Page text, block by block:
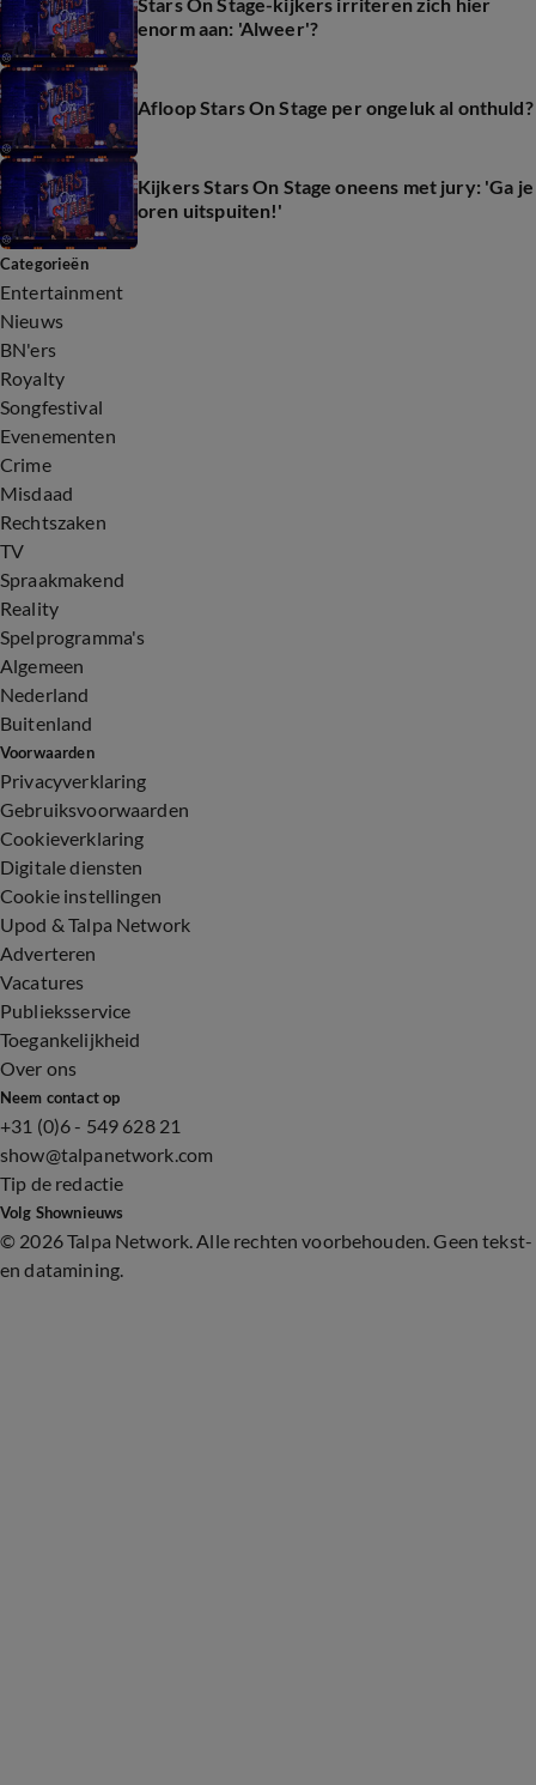
enorm aan: 'Alweer'?
Afloop Stars On Stage per ongeluk al onthuld?
Kijkers Stars On Stage oneens met jury: 'Ga je
oren uitspuiten!'
Categorieën
Entertainment
Nieuws
BN'ers
Royalty
Songfestival
Evenementen
Crime
Misdaad
Rechtszaken
TV
Spraakmakend
Reality
Spelprogramma's
Algemeen
Nederland
Buitenland
Voorwaarden
Privacyverklaring
Gebruiksvoorwaarden
Cookieverklaring
Digitale diensten
Cookie instellingen
Upod & Talpa Network
Adverteren
Vacatures
Publieksservice
Toegankelijkheid
Over ons
Neem contact op
+31 (0)6 - 549 628 21
show@talpanetwork.com
Tip de redactie
Volg Shownieuws
© 2026 Talpa Network. Alle rechten voorbehouden. Geen tekst-
en datamining.